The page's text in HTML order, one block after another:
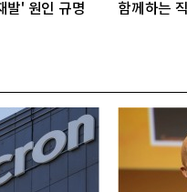
발' 원인 규명
함께하는